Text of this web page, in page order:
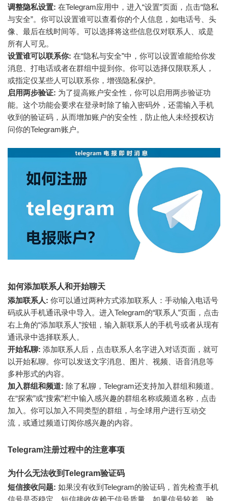
调整隐私设置: 在Telegram应用中，进入“设置”页面，点击“隐私
与安全”。你可以设置谁可以查看你的个人信息，如电话号、头
像、最后在线时间等。可以选择将这些信息仅对联系人、或是
所有人可见。
设置谁可以联系你: 在“隐私与安全”中，你可以设置谁能给你发
消息、打电话或者在群组中提到你。你可以选择仅限联系人，
或指定仅某些人可以联系你，增强隐私保护。
启用两步验证: 为了提高账户安全性，你可以启用两步验证功
能。这个功能会要求在登录时除了输入密码外，还需输入手机
收到的验证码，从而增加账户的安全性，防止他人未经授权访
问你的Telegram账户。
如何添加联系人和开始聊天
添加联系人: 你可以通过两种方式添加联系人：手动输入电话号
码或从手机通讯录中导入。进入Telegram的“联系人”页面，点击
右上角的“添加联系人”按钮，输入新联系人的手机号或者从现有
通讯录中选择联系人。
开始私聊: 添加联系人后，点击联系人名字进入对话页面，就可
以开始私聊。你可以发送文字消息、图片、视频、语音消息等
多种形式的内容。
加入群组和频道: 除了私聊，Telegram还支持加入群组和频道。
在“探索”或“搜索”栏中输入感兴趣的群组名称或频道名称，点击
加入。你可以加入不同类型的群组，与全球用户进行互动交
流，或通过频道订阅你感兴趣的内容。
Telegram注册过程中的注意事项
为什么无法收到Telegram验证码
短信接收问题: 如果没有收到Telegram的验证码，首先检查手机
信号是否稳定。短信接收依赖于信号质量，如果信号较差，验